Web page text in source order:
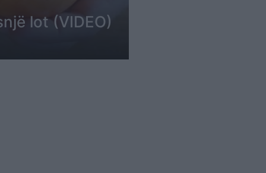
lot (VIDEO)